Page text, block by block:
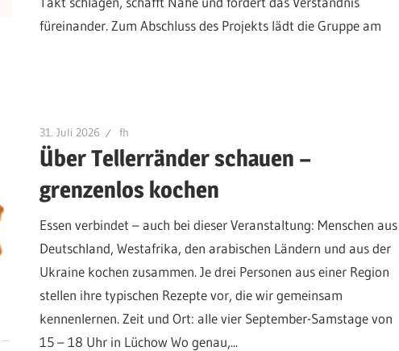
füreinander. Zum Abschluss des Projekts lädt die Gruppe am
31. Juli 2026 fh
Über Tellerränder schauen –
grenzenlos kochen
Essen verbindet – auch bei dieser Veranstaltung: Menschen aus
Deutschland, Westafrika, den arabischen Ländern und aus der
Ukraine kochen zusammen. Je drei Personen aus einer Region
stellen ihre typischen Rezepte vor, die wir gemeinsam
kennenlernen. Zeit und Ort: alle vier September-Samstage von
15 – 18 Uhr in Lüchow Wo genau,...